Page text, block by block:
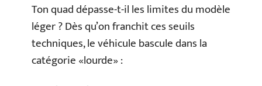
Ton quad dépasse-t-il les limites du modèle
léger ? Dès qu’on franchit ces seuils
techniques, le véhicule bascule dans la
catégorie «lourde» :